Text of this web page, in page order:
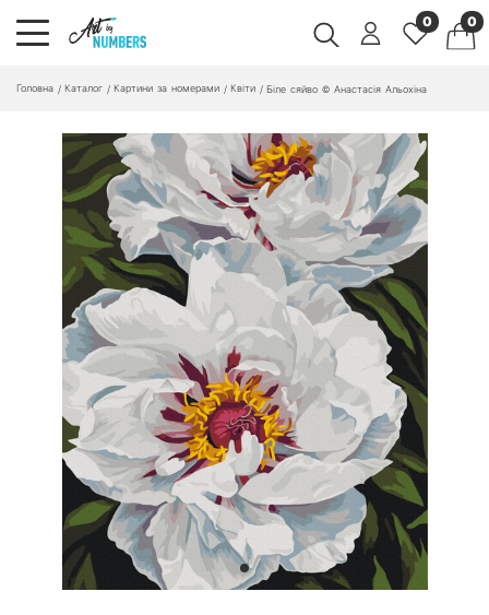
0 0
Головна / Каталог / Картини за номерами / Квіти / Біле сяйво © Анастасія Альохіна